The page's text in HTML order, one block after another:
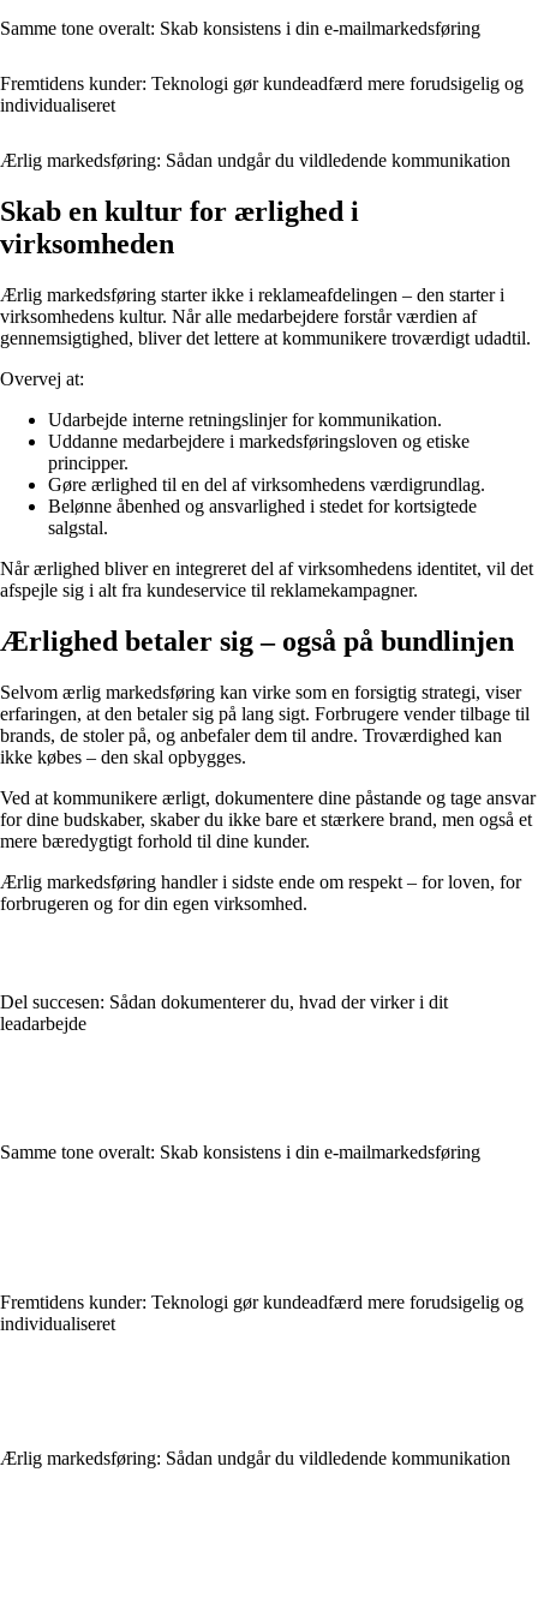
Samme tone overalt: Skab konsistens i din e-mailmarkedsføring
Fremtidens kunder: Teknologi gør kundeadfærd mere forudsigelig og
individualiseret
Ærlig markedsføring: Sådan undgår du vildledende kommunikation
Skab en kultur for ærlighed i
virksomheden
Ærlig markedsføring starter ikke i reklameafdelingen – den starter i
virksomhedens kultur. Når alle medarbejdere forstår værdien af
gennemsigtighed, bliver det lettere at kommunikere troværdigt udadtil.
Overvej at:
Udarbejde interne retningslinjer for kommunikation.
Uddanne medarbejdere i markedsføringsloven og etiske
principper.
Gøre ærlighed til en del af virksomhedens værdigrundlag.
Belønne åbenhed og ansvarlighed i stedet for kortsigtede
salgstal.
Når ærlighed bliver en integreret del af virksomhedens identitet, vil det
afspejle sig i alt fra kundeservice til reklamekampagner.
Ærlighed betaler sig – også på bundlinjen
Selvom ærlig markedsføring kan virke som en forsigtig strategi, viser
erfaringen, at den betaler sig på lang sigt. Forbrugere vender tilbage til
brands, de stoler på, og anbefaler dem til andre. Troværdighed kan
ikke købes – den skal opbygges.
Ved at kommunikere ærligt, dokumentere dine påstande og tage ansvar
for dine budskaber, skaber du ikke bare et stærkere brand, men også et
mere bæredygtigt forhold til dine kunder.
Ærlig markedsføring handler i sidste ende om respekt – for loven, for
forbrugeren og for din egen virksomhed.
Del succesen: Sådan dokumenterer du, hvad der virker i dit
leadarbejde
Samme tone overalt: Skab konsistens i din e-mailmarkedsføring
Fremtidens kunder: Teknologi gør kundeadfærd mere forudsigelig og
individualiseret
Ærlig markedsføring: Sådan undgår du vildledende kommunikation